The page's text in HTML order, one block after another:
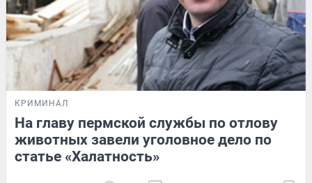
КРИМИНАЛ
На главу пермской службы по отлову
животных завели уголовное дело по
статье «Халатность»